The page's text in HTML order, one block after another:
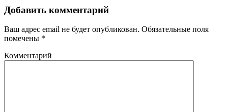
Добавить комментарий
Ваш адрес email не будет опубликован. Обязательные поля
помечены *
Комментарий